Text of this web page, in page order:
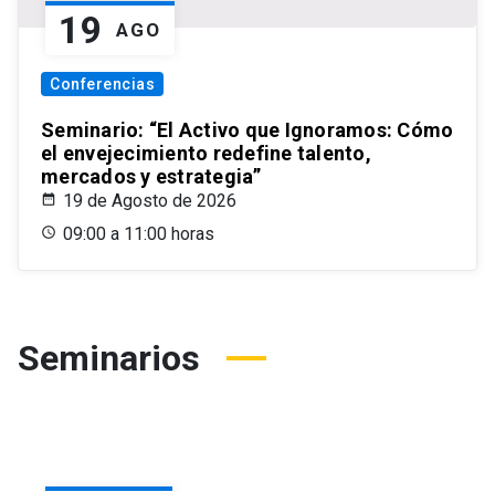
19 AGO
Conferencias
Seminario: “El Activo que Ignoramos: Cómo
el envejecimiento redefine talento,
mercados y estrategia”
19 de Agosto de 2026
09:00 a 11:00 horas
Seminarios